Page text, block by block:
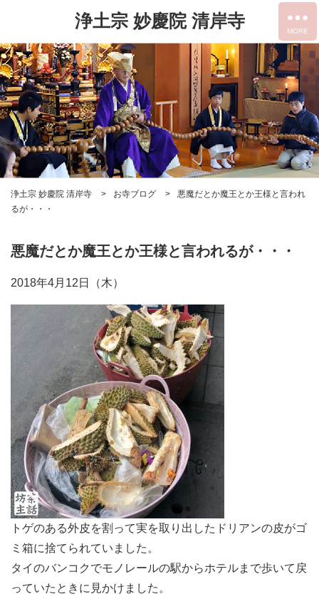
浄土宗 妙慶院 清岸寺
浄土宗 妙慶院 清岸寺 お寺ブログ
悪魔だとか魔王とか王様と言われ
るが・・・
悪魔だとか魔王とか王様と言われるが・・・
2018年4月12日（木）
トゲのある外皮を割って実を取り出したドリアンの皮がゴ
ミ箱に捨てられていました。
タイのバンコクでモノレールの駅からホテルまで歩いて戻
っていたときに見かけました。